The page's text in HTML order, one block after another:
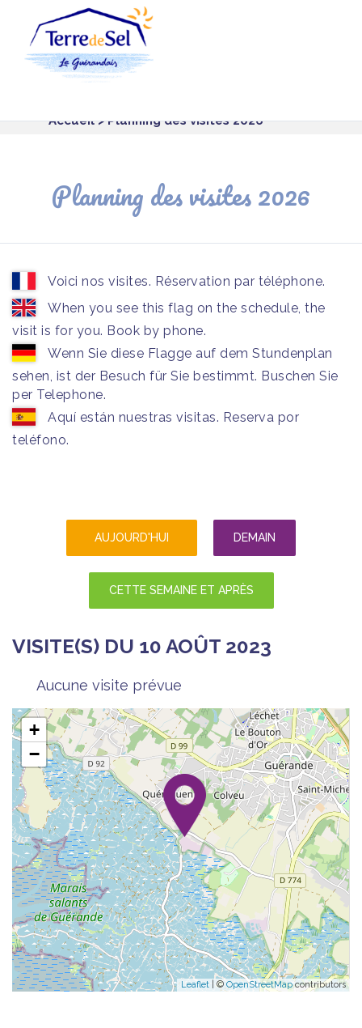
Accueil> Planning des visites 2026
Planning des visites 2026
Voici nos visites. Réservation par téléphone.
When you see this flag on the schedule, the
visit is for you. Book by phone.
Wenn Sie diese Flagge auf dem Stundenplan
sehen, ist der Besuch für Sie bestimmt. Buschen Sie
per Telephone.
Aquí están nuestras visitas. Reserva por
teléfono.
AUJOURD'HUI DEMAIN
CETTE SEMAINE ET APRÈS
VISITE(S) DU 10 AOÛT 2023
Aucune visite prévue
+
−
Leaflet | © OpenStreetMapcontributors
Panneau de gestion des cookies